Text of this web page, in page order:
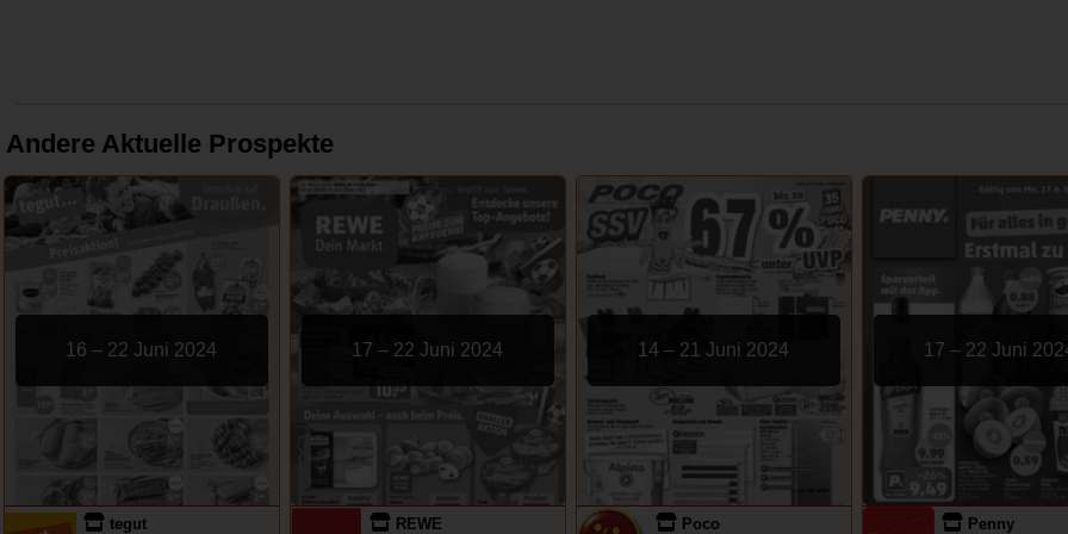
Andere Aktuelle Prospekte
16 – 22 Juni 2024
tegut
17 – 22 Juni 2024
REWE
14 – 21 Juni 2024
Poco
17 – 22 Juni
Penny